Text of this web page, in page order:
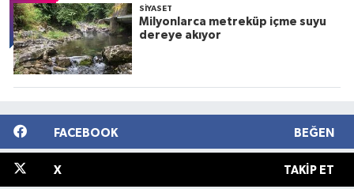
SIYASET
Milyonlarca metreküp içme suyu
dereye akıyor
FACEBOOK BEĞEN
X TAKIP ET